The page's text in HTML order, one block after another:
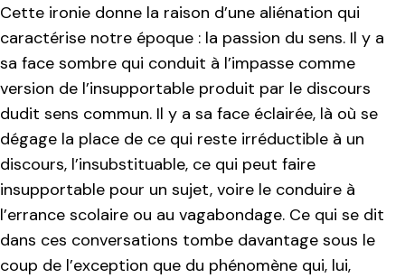
Cette ironie donne la raison d’une aliénation qui
caractérise notre époque : la passion du sens. Il y a
sa face sombre qui conduit à l’impasse comme
version de l’insupportable produit par le discours
dudit sens commun. Il y a sa face éclairée, là où se
dégage la place de ce qui reste irréductible à un
discours, l’insubstituable, ce qui peut faire
insupportable pour un sujet, voire le conduire à
l’errance scolaire ou au vagabondage. Ce qui se dit
dans ces conversations tombe davantage sous le
coup de l’exception que du phénomène qui, lui,